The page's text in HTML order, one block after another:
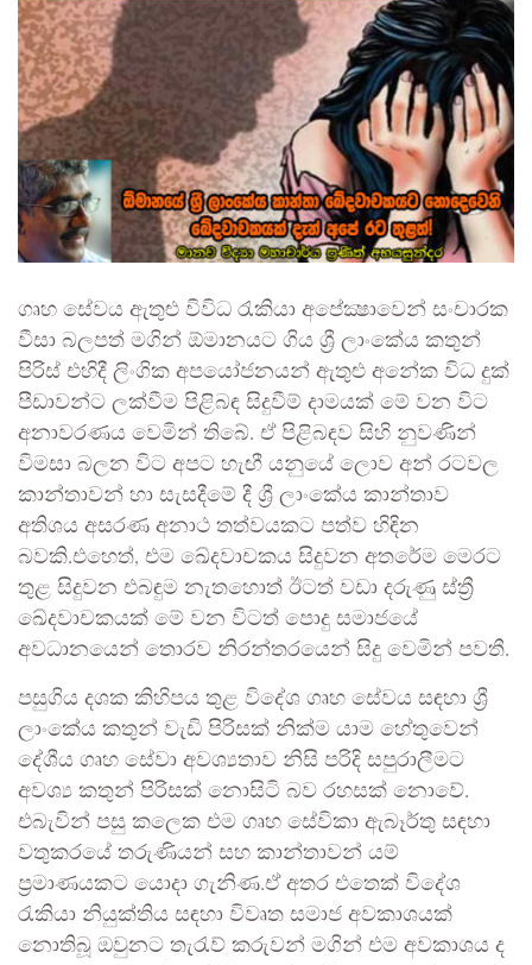
ගෘහ සේවය ඇතුළු විවිධ රැකියා අපේක්‍ෂාවෙන් සංචාරක
වීසා බලපත් මගින් ඕමානයට ගිය ශ්‍රී ලාංකේය කතුන්
පිරිස් එහිදී ලිංගික අපයෝජනයන් ඇතුළු අනේක විධ දුක්
පීඩාවන්ට ලක්වීම පිළිබඳ සිදුවීම් දාමයක් මේ වන විට
අනාවරණය වෙමින් තිබේ. ඒ පිළිබඳව සිහි නුවණින්
විමසා බලන විට අපට හැඟී යනුයේ ලොව අන් රටවල
කාන්තාවන් හා සැසදීමේ දී ශ්‍රී ලාංකේය කාන්තාව
අතිශය අසරණ අනාථ තත්වයකට පත්ව හිඳින
බවකි.එහෙත්, එම ඛේදවාචකය සිදුවන අතරේම මෙරට
තුළ සිදුවන එබඳුම නැතහොත් ඊටත් වඩා දරුණු ස්ත්‍රී
ඛේදවාචකයක් මේ වන විටත් පොදු සමාජයේ
අවධානයෙන් තොරව නිරන්තරයෙන් සිදු වෙමින් පවතී.
පසුගිය දශක කිහිපය තුළ විදේශ ගෘහ සේවය සඳහා ශ්‍රී
ලාංකේය කතුන් වැඩි පිරිසක් නික්ම යාම හේතුවෙන්
දේශීය ගෘහ සේවා අවශ්‍යතාව නිසි පරිදි සපුරාලීමට
අවශ්‍ය කතුන් පිරිසක් නොසිටි බව රහසක් නොවේ.
එබැවින් පසු කලෙක එම ගෘහ සේවිකා ඇබෑර්තු සඳහා
වතුකරයේ තරුණියන් සහ කාන්තාවන් යම්
ප්‍රමාණයකට යොදා ගැනිණ.ඒ අතර එතෙක් විදේශ
රැකියා නියුක්තිය සඳහා විවෘත සමාජ අවකාශයක්
නොතිබූ ඔවුනට තැරැව් කරුවන් මගින් එම අවකාශය ද